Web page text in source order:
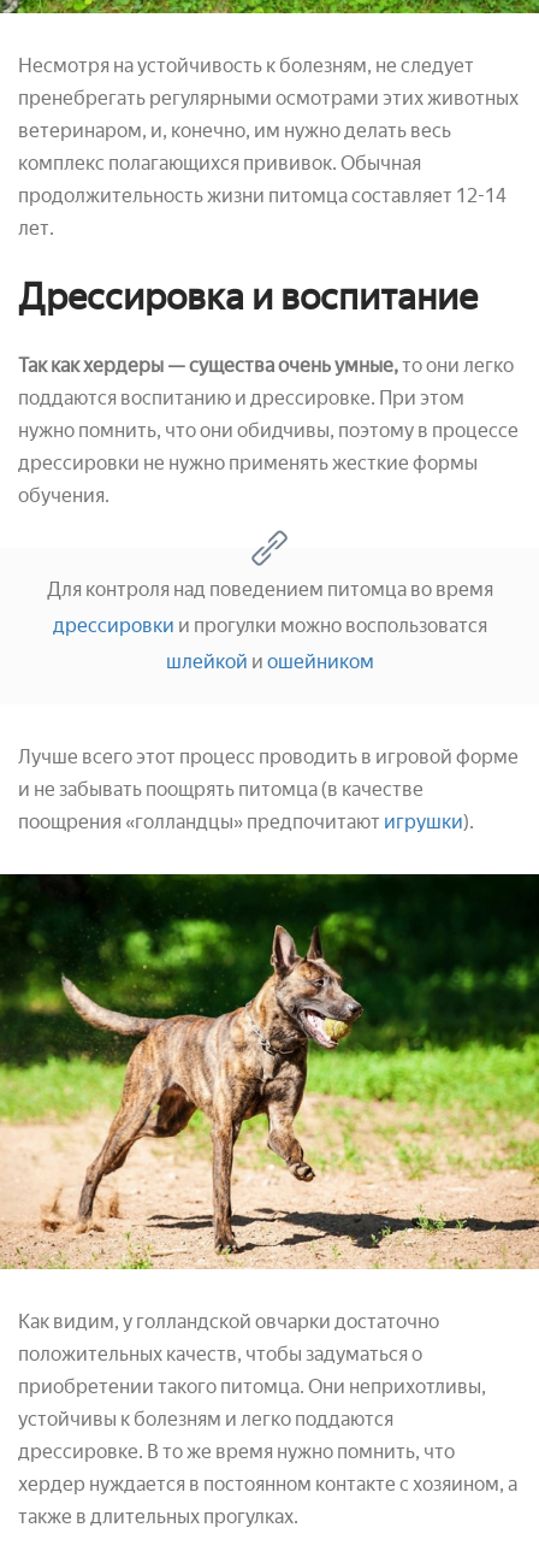
Несмотря на устойчивость к болезням, не следует
пренебрегать регулярными осмотрами этих животных
ветеринаром, и, конечно, им нужно делать весь
комплекс полагающихся прививок. Обычная
продолжительность жизни питомца составляет 12-14
лет.
Дрессировка и воспитание
Так как хердеры — существа очень умные,то они легко
поддаются воспитанию и дрессировке. При этом
нужно помнить, что они обидчивы, поэтому в процессе
дрессировки не нужно применять жесткие формы
обучения.
Для контроля над поведением питомца во время
дрессировки и прогулки можно воспользоватся
шлейкой и ошейником
Лучше всего этот процесс проводить в игровой форме
и не забывать поощрять питомца (в качестве
поощрения «голландцы» предпочитают игрушки).
Как видим, у голландской овчарки достаточно
положительных качеств, чтобы задуматься о
приобретении такого питомца. Они неприхотливы,
устойчивы к болезням и легко поддаются
дрессировке. В то же время нужно помнить, что
хердер нуждается в постоянном контакте с хозяином, а
также в длительных прогулках.